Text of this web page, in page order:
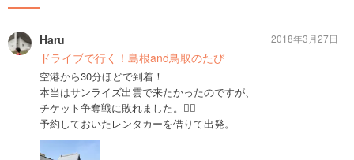
Haru
ドライブで行く！島根and鳥取のたび
空港から30分ほどで到着！
本当はサンライズ出雲で来たかったのですが、
チケット争奪戦に敗れました。🤦‍♀️
予約しておいたレンタカーを借りて出発。
2018年3月27日